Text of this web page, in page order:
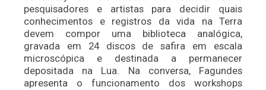
pesquisadores e artistas para decidir quais
conhecimentos e registros da vida na Terra
devem compor uma biblioteca analógica,
gravada em 24 discos de safira em escala
microscópica e destinada a permanecer
depositada na Lua. Na conversa, Fagundes
apresenta o funcionamento dos workshops